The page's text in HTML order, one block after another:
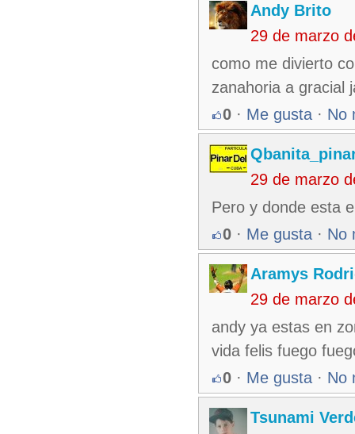
Andy Brito
29 de marzo
como me divierto
zanahoria a gracial
0 · Me gusta · No
29 de marzo
Pero y donde esta
0 · Me gusta · No
Aramys
29 de marzo
andy ya estas en
vida felis fuego
0 · Me gusta · No
Tsunami